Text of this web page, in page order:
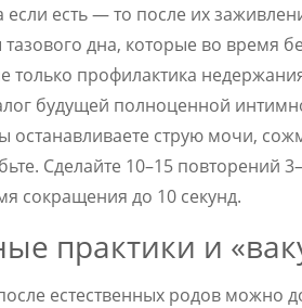
есть — то после их
дна, которые во время
только профилактика
будущей полноценной
останавливаете струю мочи,
Сделайте 10–15 повторений
сокращения до 10 секунд.
практики и
естественных родов можно